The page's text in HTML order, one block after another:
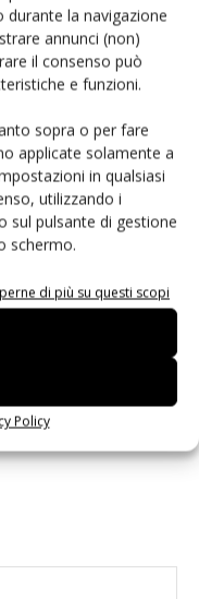
la navigazione
annunci (non)
il consenso può
e funzioni.
sopra o per fare
applicate solamente a
in qualsiasi
utilizzando i
sul pulsante di gestione
schermo.
di più su questi scopi
Policy
di
metrologia e
mercato saldatura